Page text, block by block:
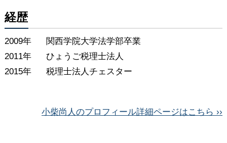
経歴
2009年
関西学院大学法学部卒業
2011年
ひょうご税理士法人
2015年
税理士法人チェスター
小柴尚人のプロフィール詳細ページはこちら ››